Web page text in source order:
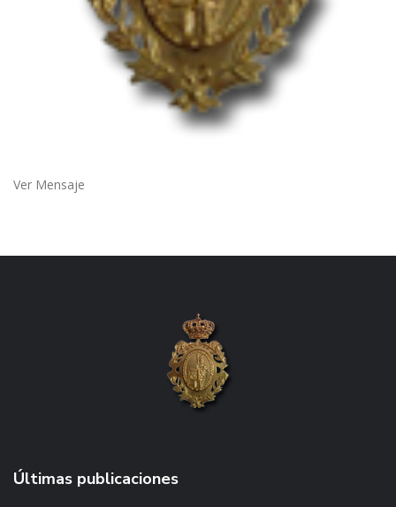
Ver Mensaje
Últimas publicaciones